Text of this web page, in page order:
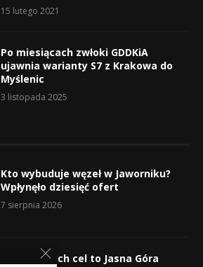
15 lutego 2021
Po miesiącach zwłoki GDDKiA
ujawnia warianty S7 z Krakowa do
Myślenic
3 listopada 2025
Kto wybuduje węzeł w Jaworniku?
Wpłynęło dziesięć ofert
7 sierpnia 2026
Wyruszyli! Ich cel to Jasna Góra